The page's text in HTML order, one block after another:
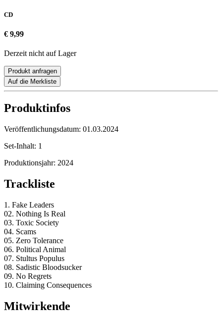
CD
€ 9,99
Derzeit nicht auf Lager
Produkt anfragen
Auf die Merkliste
Produktinfos
Veröffentlichungsdatum: 01.03.2024
Set-Inhalt: 1
Produktionsjahr: 2024
Trackliste
1. Fake Leaders
02. Nothing Is Real
03. Toxic Society
04. Scams
05. Zero Tolerance
06. Political Animal
07. Stultus Populus
08. Sadistic Bloodsucker
09. No Regrets
10. Claiming Consequences
Mitwirkende